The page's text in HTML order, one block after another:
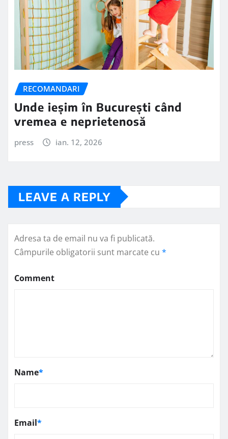
RECOMANDARI
Unde ieșim în București când
vremea e neprietenosă
press ian. 12, 2026
LEAVE A REPLY
Adresa ta de email nu va fi publicată.
Câmpurile obligatorii sunt marcate cu *
Comment
Name*
Email*